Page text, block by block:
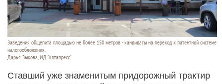
Заведения общепита площадью не более 150 метров - кандидаты на переход к патентной системе
налогообложения.
Дарья Зыкова, ИД "Алтапресс"
Ставший уже знаменитым придорожный трактир